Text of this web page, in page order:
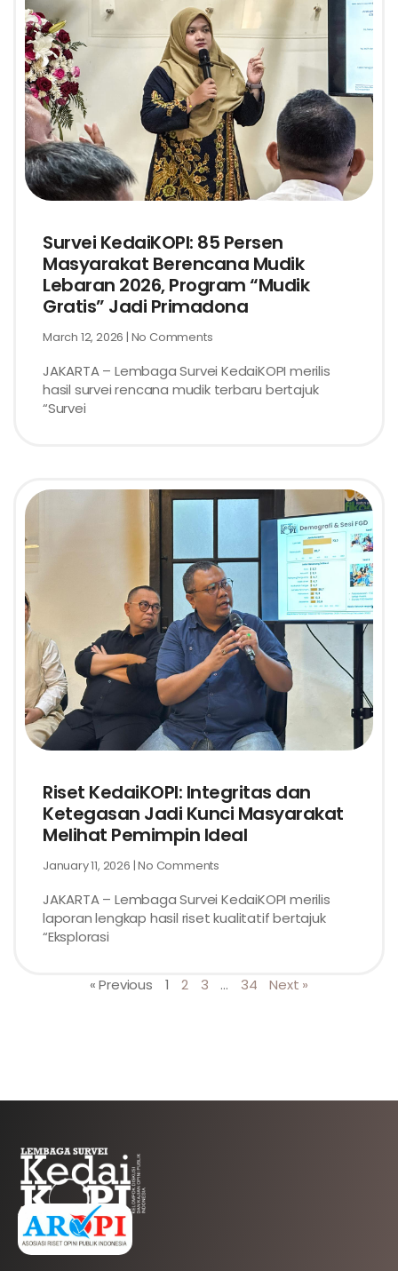
Survei KedaiKOPI: 85 Persen
Masyarakat Berencana Mudik
Lebaran 2026, Program “Mudik
Gratis” Jadi Primadona
March 12, 2026 No Comments
JAKARTA – Lembaga Survei KedaiKOPI merilis
hasil survei rencana mudik terbaru bertajuk
“Survei
Riset KedaiKOPI: Integritas dan
Ketegasan Jadi Kunci Masyarakat
Melihat Pemimpin Ideal
January 11, 2026 No Comments
JAKARTA – Lembaga Survei KedaiKOPI merilis
laporan lengkap hasil riset kualitatif bertajuk
“Eksplorasi
« Previous 1 2 3 … 34 Next »
AFILIASI